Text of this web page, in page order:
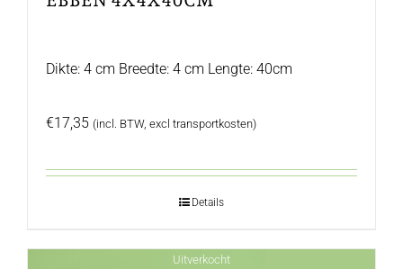
Dikte: 4 cm Breedte: 4 cm Lengte: 40cm
€17,35 (incl. BTW, excl transportkosten)
Details
Uitverkocht